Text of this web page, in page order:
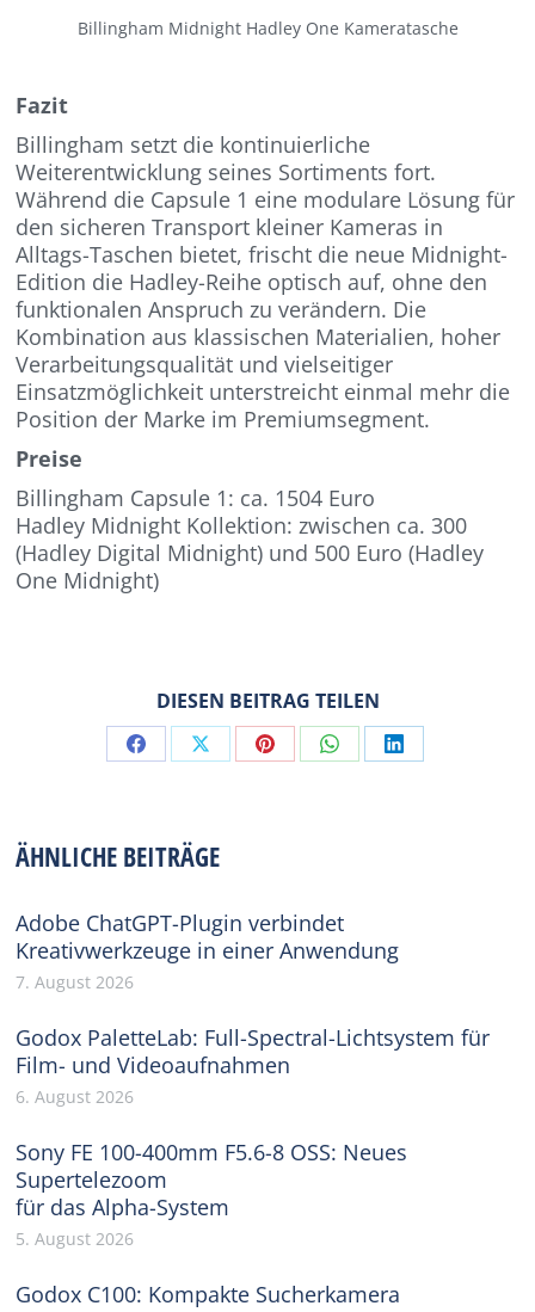
Billingham Midnight Hadley One Kameratasche
Fazit
Billingham setzt die kontinuierliche
Weiterentwicklung seines Sortiments fort.
Während die Capsule 1 eine modulare Lösung für
den sicheren Transport kleiner Kameras in
Alltags-Taschen bietet, frischt die neue Midnight-
Edition die Hadley-Reihe optisch auf, ohne den
funktionalen Anspruch zu verändern. Die
Kombination aus klassischen Materialien, hoher
Verarbeitungsqualität und vielseitiger
Einsatzmöglichkeit unterstreicht einmal mehr die
Position der Marke im Premiumsegment.
Preise
Billingham Capsule 1: ca. 1504 Euro
Hadley Midnight Kollektion: zwischen ca. 300
(Hadley Digital Midnight) und 500 Euro (Hadley
One Midnight)
DIESEN BEITRAG TEILEN
Share Share Share Share Share
ÄHNLICHE BEITRÄGE
Adobe ChatGPT-Plugin verbindet
Kreativwerkzeuge in einer Anwendung
7. August 2026
Godox PaletteLab: Full-Spectral-Lichtsystem für
Film- und Videoaufnahmen
6. August 2026
Sony FE 100-400mm F5.6-8 OSS: Neues
Supertelezoom
für das Alpha-System
5. August 2026
Godox C100: Kompakte Sucherkamera